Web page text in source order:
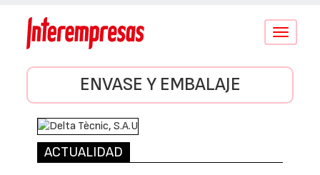
Conmutar
ENVASE Y EMBALAJE
ACTUALIDAD